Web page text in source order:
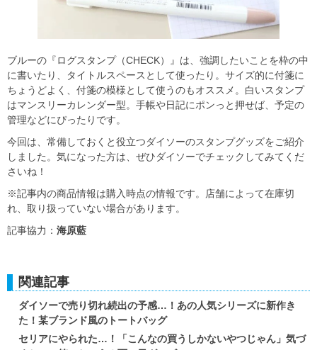
ブルーの『ログスタンプ（CHECK）』は、強調したいことを枠の中
に書いたり、タイトルスペースとして使ったり。サイズ的に付箋に
ちょうどよく、付箋の模様として使うのもオススメ。白いスタンプ
はマンスリーカレンダー型。手帳や日記にポンっと押せば、予定の
管理などにぴったりです。
今回は、常備しておくと役立つダイソーのスタンプグッズをご紹介
しました。気になった方は、ぜひダイソーでチェックしてみてくだ
さいね！
※記事内の商品情報は購入時点の情報です。店舗によって在庫切
れ、取り扱っていない場合があります。
記事協力： 海原藍
関連記事
ダイソーで売り切れ続出の予感…！あの人気シリーズに新作き
た！某ブランド風のトートバッグ
セリアにやられた…！「こんなの買うしかないやつじゃん」気づ